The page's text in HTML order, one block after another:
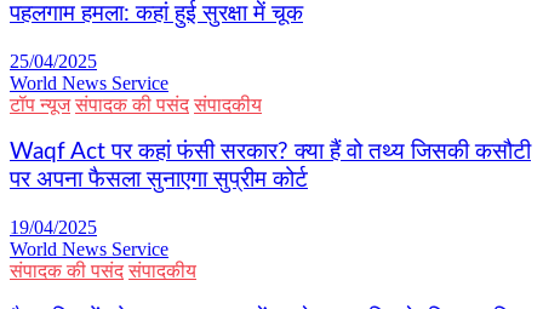
पहलगाम हमला: कहां हुई सुरक्षा में चूक
25/04/2025
World News Service
टॉप न्यूज संपादक की पसंद संपादकीय
Waqf Act पर कहां फंसी सरकार? क्या हैं वो तथ्य जिसकी कसौटी
पर अपना फैसला सुनाएगा सुप्रीम कोर्ट
19/04/2025
World News Service
संपादक की पसंद संपादकीय